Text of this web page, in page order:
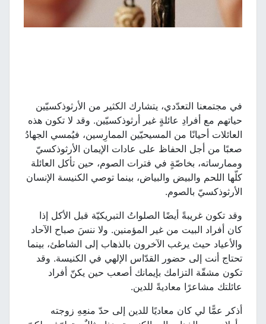
في مجتمعنا التعدّدي، يتشارك الكثير من الأرثوذكسيّين
حياتهم مع أفرادِ عائلةٍ غير أرثوذكسيّين. وقد لا تكون هذه
العائلات أحيانًا من المسيحيّين الممارِسين، فيُمسي الجهادُ
صعبًا من أجل الحفاظ على عادات الإيمان الأرثوذكسيّ
وممارساته، بخاصّةٍ في فترات الصوم، حين تأكل العائلة
كلّها اللحم والبيض والبياض، بينما توصي الكنيسة الإنسان
الأرثوذكسيّ بالصوم.
وقد تكون غريبةً أيضًا الصلواتُ التبريكيّة قبل الأكل إذا
كان أفراد البيت من غير المؤمنين. ولا ننسَ صباح الآحاد
والأعياد حيث يرغب الآخرون بالذهاب إلى الشاطئ، بينما
تحتاج أنت إلى حضور القدّاس الإلهي في الكنيسة. وقد
تكون مشقّة التزامك بإيمانك أصعب حين يكنّ أفراد
عائلتك مشاعرًا معاديةً للدين.
أذكر عمًّا لي كان معاديًا للدين إلى حدّ منعِهِ زوجته